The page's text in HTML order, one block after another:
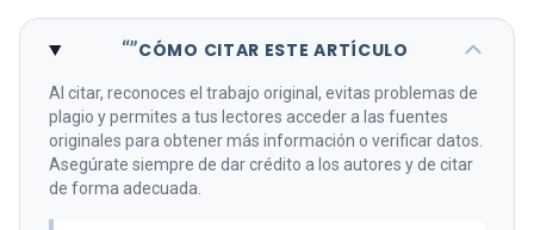
“”CÓMO CITAR ESTE ARTÍCULO
Al citar, reconoces el trabajo original, evitas problemas de
plagio y permites a tus lectores acceder a las fuentes
originales para obtener más información o verificar datos.
Asegúrate siempre de dar crédito a los autores y de citar
de forma adecuada.